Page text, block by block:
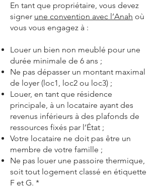
En tant que propriétaire, vous devez
signer une convention avec l’Anah où
vous vous engagez à :
Louer un bien non meublé pour une
durée minimale de 6 ans ;
Ne pas dépasser un montant maximal
de loyer (loc1, loc2 ou loc3) ;
Louer, en tant que résidence
principale, à un locataire ayant des
revenus inférieurs à des plafonds de
ressources fixés par l’État ;
Votre locataire ne doit pas être un
membre de votre famille ;
Ne pas louer une passoire thermique,
soit tout logement classé en étiquette
F et G. *